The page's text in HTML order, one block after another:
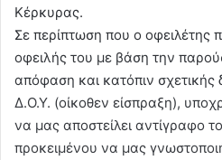
Κέρκυρας.
Σε περίπτωση που ο οφειλέτης
οφειλής του με βάση την
απόφαση και κατόπιν
Δ.Ο.Υ. (οίκοθεν είσπραξη),
να μας αποστείλει αντίγραφο
προκειμένου να μας